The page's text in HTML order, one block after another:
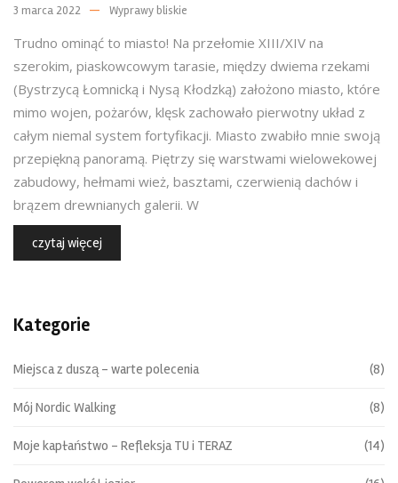
3 marca 2022 Wyprawy bliskie
Trudno ominąć to miasto! Na przełomie XIII/XIV na
szerokim, piaskowcowym tarasie, między dwiema rzekami
(Bystrzycą Łomnicką i Nysą Kłodzką) założono miasto, które
mimo wojen, pożarów, klęsk zachowało pierwotny układ z
całym niemal system fortyfikacji. Miasto zwabiło mnie swoją
przepiękną panoramą. Piętrzy się warstwami wielowekowej
zabudowy, hełmami wież, basztami, czerwienią dachów i
brązem drewnianych galerii. W
czytaj więcej
Kategorie
Miejsca z duszą – warte polecenia (8)
Mój Nordic Walking (8)
Moje kapłaństwo – Refleksja TU i TERAZ (14)